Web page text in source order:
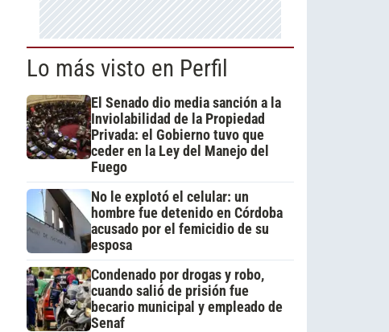
Lo más visto en Perfil
El Senado dio media sanción a la
Inviolabilidad de la Propiedad
Privada: el Gobierno tuvo que
ceder en la Ley del Manejo del
Fuego
No le explotó el celular: un
hombre fue detenido en Córdoba
acusado por el femicidio de su
esposa
Condenado por drogas y robo,
cuando salió de prisión fue
becario municipal y empleado de
Senaf